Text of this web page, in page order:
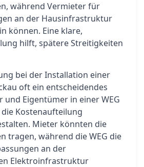
während Vermieter für
an der Hausinfrastruktur
können. Eine klare,
hilft, spätere Streitigkeiten
bei der Installation einer
oft ein entscheidendes
und Eigentümer in einer WEG
Kostenaufteilung
Mieter könnten die
tragen, während die WEG die
an der
Elektroinfrastruktur